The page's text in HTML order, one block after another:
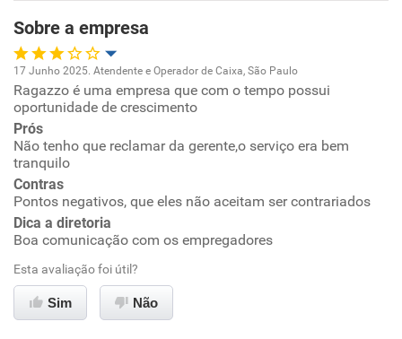
Ambiente de trabalho
Conciliação com a vida familiar
Benefícios
Recomenda esta empresa
Não recomenda a diretoria
Sobre a empresa
Oportunidade de promoção
Ambiente de trabalho
Conciliação com a vida familiar
Benefícios
Recomenda esta empresa
Recomenda a diretoria
17 Junho 2025. Atendente e Operador de Caixa, São Paulo
Ragazzo é uma empresa que com o tempo possui
oportunidade de crescimento
Prós
Não tenho que reclamar da gerente,o serviço era bem
tranquilo
Contras
Pontos negativos, que eles não aceitam ser contrariados
Dica a diretoria
Boa comunicação com os empregadores
Esta avaliação foi útil?
Sim Não